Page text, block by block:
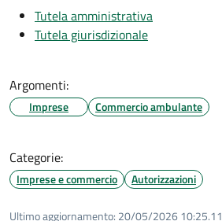
Tutela amministrativa
Tutela giurisdizionale
Argomenti:
Imprese Commercio ambulante
Categorie:
Imprese e commercio Autorizzazioni
Ultimo aggiornamento: 20/05/2026 10:25.11